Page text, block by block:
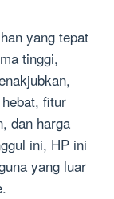
yang tepat
tinggi,
fitur
dan harga
ini, HP ini
yang luar